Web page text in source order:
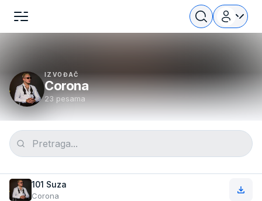
IZVOĐAČ
Corona
23 pesama
101 Suza
Corona